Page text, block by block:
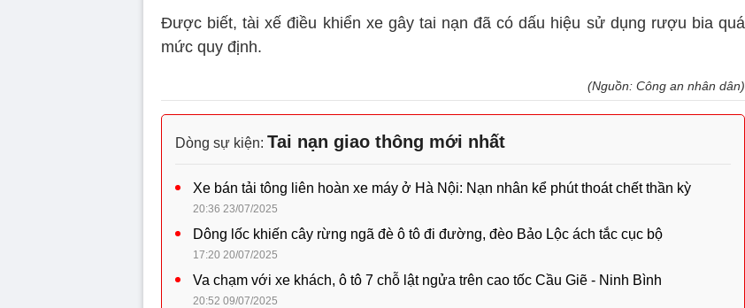
Được biết, tài xế điều khiển xe gây tai nạn đã có dấu hiệu sử dụng rượu bia quá
mức quy định.
(Nguồn: Công an nhân dân)
Dòng sự kiện: Tai nạn giao thông mới nhất
Xe bán tải tông liên hoàn xe máy ở Hà Nội: Nạn nhân kể phút thoát chết thần kỳ
20:36 23/07/2025
Dông lốc khiến cây rừng ngã đè ô tô đi đường, đèo Bảo Lộc ách tắc cục bộ
17:20 20/07/2025
Va chạm với xe khách, ô tô 7 chỗ lật ngửa trên cao tốc Cầu Giẽ - Ninh Bình
20:52 09/07/2025